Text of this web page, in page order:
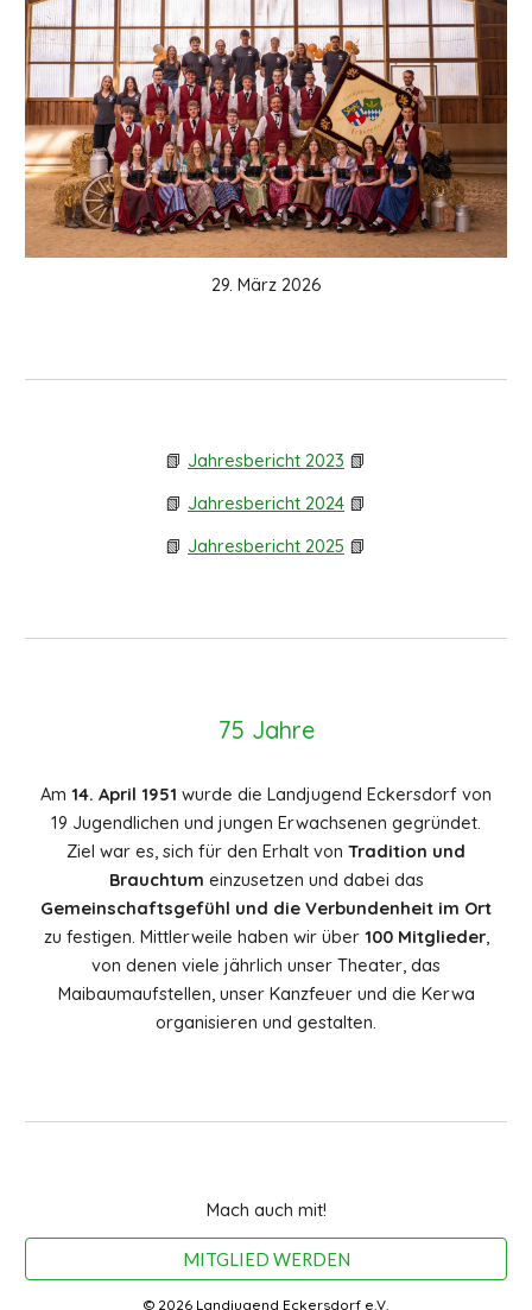
29. März 2026
📗 Jahresbericht 2023 📗
📗 Jahresbericht 2024 📗
📗 Jahresbericht 2025 📗
75 Jahre
Am 14. April 1951 wurde die Landjugend Eckersdorf von
19 Jugendlichen und jungen Erwachsenen gegründet.
Ziel war es, sich für den Erhalt von Tradition und
Brauchtum einzusetzen und dabei das
Gemeinschaftsgefühl und die Verbundenheit im Ort
zu festigen. Mittlerweile haben wir über 100 Mitglieder,
von denen viele jährlich unser Theater, das
Maibaumaufstellen, unser Kanzfeuer und die Kerwa
organisieren und gestalten.
Mach auch mit!
MITGLIED WERDEN
© 2026 Landjugend Eckersdorf e.V.